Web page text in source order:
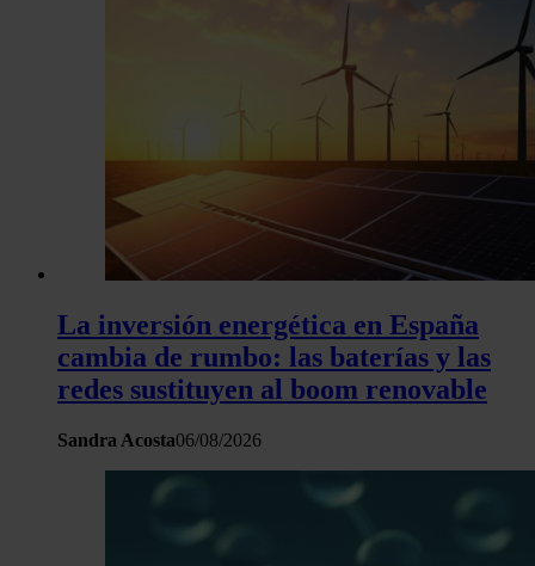
La inversión energética en España
cambia de rumbo: las baterías y las
redes sustituyen al boom renovable
Sandra Acosta06/08/2026